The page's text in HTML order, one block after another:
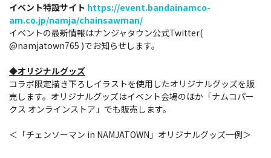
イベント特設サイト https://event.bandainamco-
am.co.jp/namja/chainsawman/
イベントの最新情報はナンジャタウン公式Twitter(
@namjatown765 )でお知らせします。
◆オリジナルグッズ
コラボ限定描き下ろしイラストを使用したオリジナルグッズを販
売します。 オリジナルグッズはイベント会場のほか「ナムコパー
クス オンラインストア」でも販売します。
＜「チェンソーマン in NAMJATOWN」オリジナルグッズ一例＞